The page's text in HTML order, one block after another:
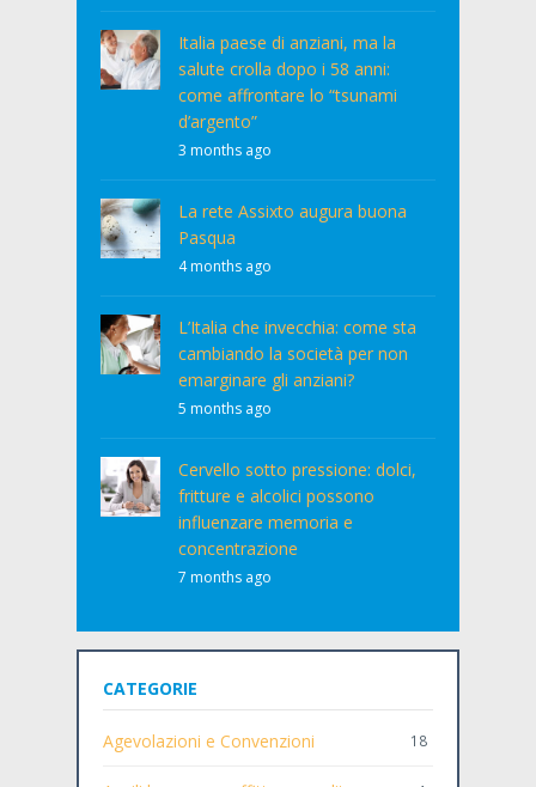
Italia paese di anziani, ma la
salute crolla dopo i 58 anni:
come affrontare lo “tsunami
d’argento”
3 months ago
La rete Assixto augura buona
Pasqua
4 months ago
L’Italia che invecchia: come sta
cambiando la società per non
emarginare gli anziani?
5 months ago
Cervello sotto pressione: dolci,
fritture e alcolici possono
influenzare memoria e
concentrazione
7 months ago
CATEGORIE
Agevolazioni e Convenzioni 18